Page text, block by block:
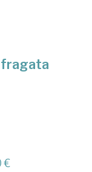
fragata
€